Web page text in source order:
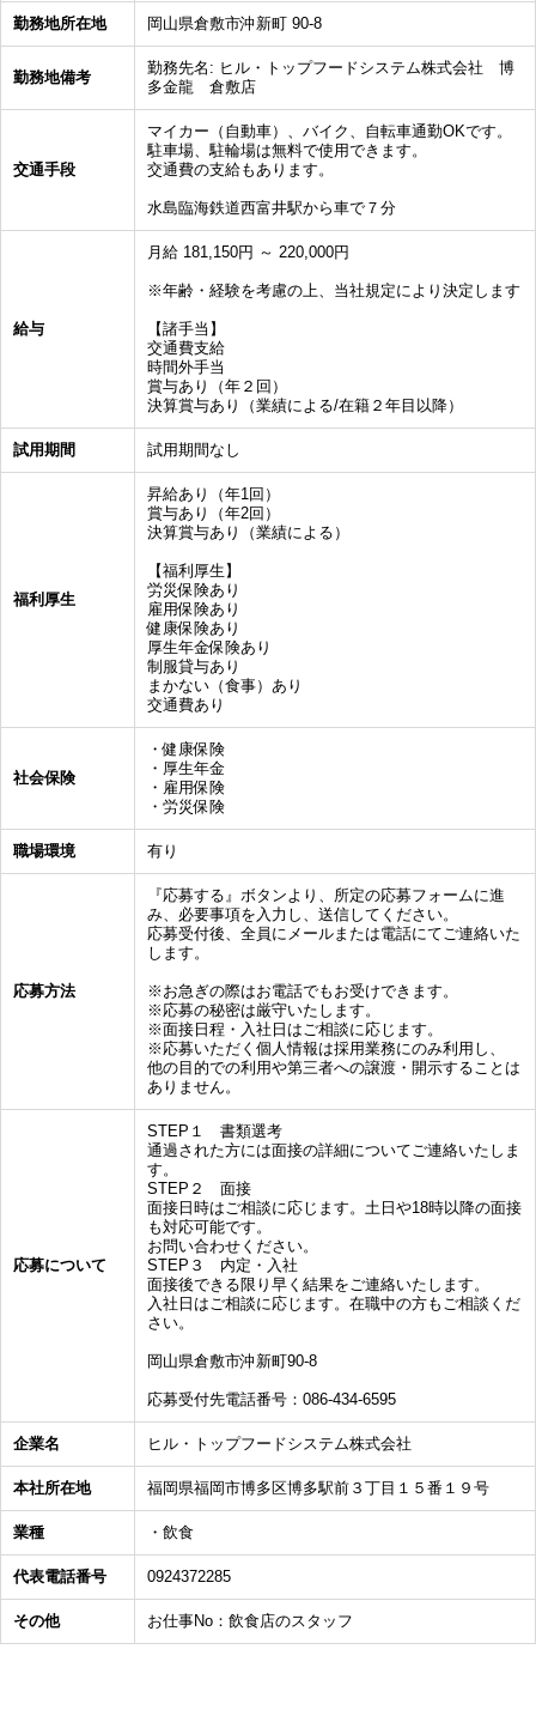
勤務地所在地 岡山県倉敷市沖新町 90-8
勤務地備考
勤務先名: ヒル・トップフードシステム株式会社 博
多金龍 倉敷店
交通手段
マイカー（自動車）、バイク、自転車通勤OKです。
駐車場、駐輪場は無料で使用できます。
交通費の支給もあります。
水島臨海鉄道西富井駅から車で７分
給与
月給 181,150円 ～ 220,000円
※年齢・経験を考慮の上、当社規定により決定します
【諸手当】
交通費支給
時間外手当
賞与あり（年２回）
決算賞与あり（業績による/在籍２年目以降）
試用期間 試用期間なし
福利厚生
昇給あり（年1回）
賞与あり（年2回）
決算賞与あり（業績による）
【福利厚生】
労災保険あり
雇用保険あり
健康保険あり
厚生年金保険あり
制服貸与あり
まかない（食事）あり
交通費あり
社会保険
・健康保険
・厚生年金
・雇用保険
・労災保険
職場環境 有り
応募方法
『応募する』ボタンより、所定の応募フォームに進
み、必要事項を入力し、送信してください。
応募受付後、全員にメールまたは電話にてご連絡いた
します。
※お急ぎの際はお電話でもお受けできます。
※応募の秘密は厳守いたします。
※面接日程・入社日はご相談に応じます。
※応募いただく個人情報は採用業務にのみ利用し、
他の目的での利用や第三者への譲渡・開示することは
ありません。
応募について
STEP１ 書類選考
通過された方には面接の詳細についてご連絡いたしま
す。
STEP２ 面接
面接日時はご相談に応じます。土日や18時以降の面接
も対応可能です。
お問い合わせください。
STEP３ 内定・入社
面接後できる限り早く結果をご連絡いたします。
入社日はご相談に応じます。在職中の方もご相談くだ
さい。
岡山県倉敷市沖新町90-8
応募受付先電話番号：086-434-6595
企業名 ヒル・トップフードシステム株式会社
本社所在地 福岡県福岡市博多区博多駅前３丁目１５番１９号
業種 ・飲食
代表電話番号 0924372285
その他 お仕事No：飲食店のスタッフ